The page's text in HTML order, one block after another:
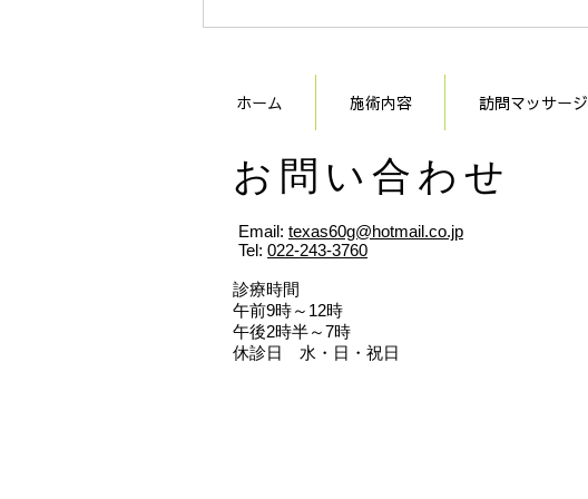
ホーム 施術内容 訪問マッサージ
​お問い合わせ
Email: texas60g@hotmail.co.jp
Tel: 022-243-3760
​診療時間
午前9時～12時
午後2時半～7時
​休診日 水・日・祝日